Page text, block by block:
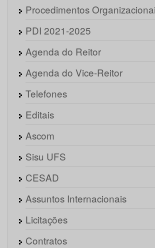
Procedimentos
PDI 2021-2025
Agenda do Reitor
Agenda do Vice-Reitor
Telefones
Editais
Ascom
Sisu UFS
CESAD
Assuntos Internacionais
Licitações
Contratos